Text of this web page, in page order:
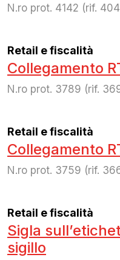
N.ro prot. 4142 (rif.
Retail e fiscalità
Collegamento
N.ro prot. 3789 (rif.
Retail e fiscalità
Collegamento
N.ro prot. 3759 (rif.
Retail e fiscalità
Sigla
sigillo